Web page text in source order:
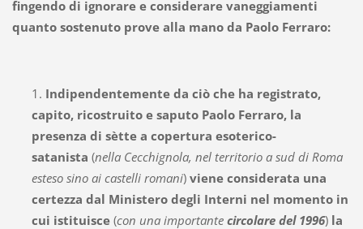
fingendo di ignorare e considerare vaneggiamenti
quanto sostenuto prove alla mano da Paolo Ferraro:
1. Indipendentemente da ciò che ha registrato,
capito, ricostruito e saputo Paolo Ferraro, la
presenza di sètte a copertura esoterico-
satanista (nella Cecchignola, nel territorio a sud di Roma
esteso sino ai castelli romani) viene considerata una
certezza dal Ministero degli Interni nel momento in
cui istituisce (con una importante circolare del 1996) la